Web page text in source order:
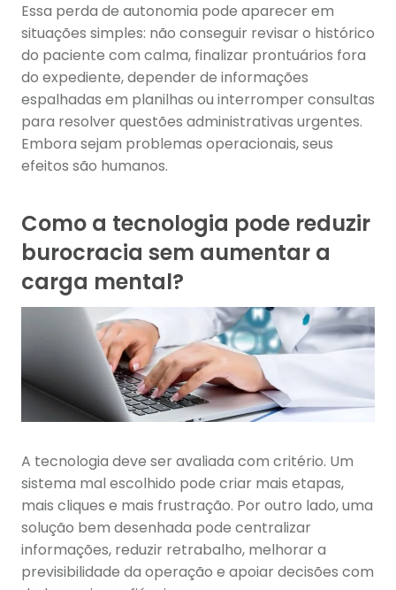
Essa perda de autonomia pode aparecer em
situações simples: não conseguir revisar o histórico
do paciente com calma, finalizar prontuários fora
do expediente, depender de informações
espalhadas em planilhas ou interromper consultas
para resolver questões administrativas urgentes.
Embora sejam problemas operacionais, seus
efeitos são humanos.
Como a tecnologia pode reduzir
burocracia sem aumentar a
carga mental?
A tecnologia deve ser avaliada com critério. Um
sistema mal escolhido pode criar mais etapas,
mais cliques e mais frustração. Por outro lado, uma
solução bem desenhada pode centralizar
informações, reduzir retrabalho, melhorar a
previsibilidade da operação e apoiar decisões com